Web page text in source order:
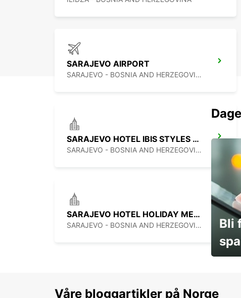
SARAJEVO AIRPORT
SARAJEVO - BOSNIA AND HERZEGOVINA
SARAJEVO HOTEL IBIS STYLES MEET AND GREET
SARAJEVO - BOSNIA AND HERZEGOVINA
SARAJEVO HOTEL HOLIDAY MEET AND GREET
SARAJEVO - BOSNIA AND HERZEGOVINA
Bli
Våre bloggartikler på Norge